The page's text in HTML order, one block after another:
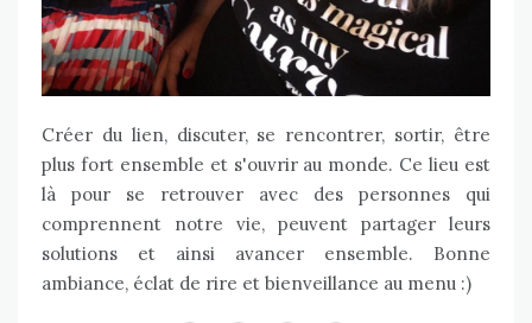
Créer du lien, discuter, se rencontrer, sortir, être
plus fort ensemble et s'ouvrir au monde. Ce lieu est
là pour se retrouver avec des personnes qui
comprennent notre vie, peuvent partager leurs
solutions et ainsi avancer ensemble. Bonne
ambiance, éclat de rire et bienveillance au menu :)